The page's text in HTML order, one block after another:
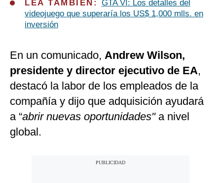
LEA TAMBIÉN: GTA VI: Los detalles del
videojuego que superaría los US$ 1,000 mlls. en
inversión
En un comunicado, Andrew Wilson,
presidente y director ejecutivo de EA,
destacó la labor de los empleados de la
compañía y dijo que adquisición ayudará
a “abrir nuevas oportunidades" a nivel
global.